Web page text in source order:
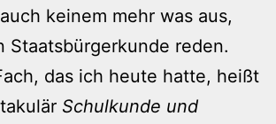
keinem mehr was aus,
Staatsbürgerkunde reden.
das ich heute hatte, heißt
Schulkunde und